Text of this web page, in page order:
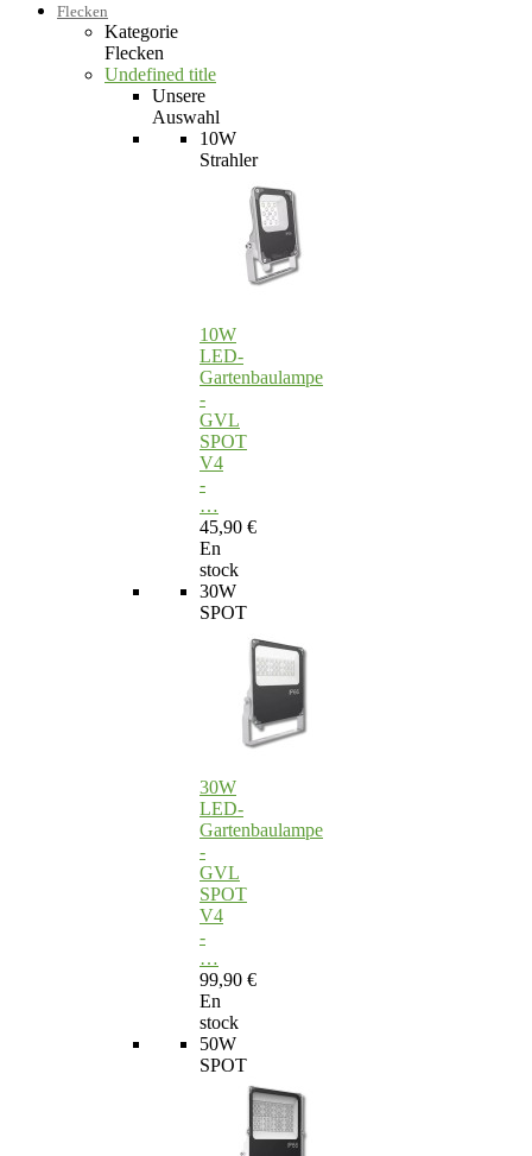
Flecken
Kategorie
Flecken
Undefined title
Unsere
Auswahl
10W
Strahler
10W
LED-
Gartenbaulampe
-
GVL
SPOT
V4
-
…
45,90 €
En
stock
30W
SPOT
30W
LED-
Gartenbaulampe
-
GVL
SPOT
V4
-
…
99,90 €
En
stock
50W
SPOT